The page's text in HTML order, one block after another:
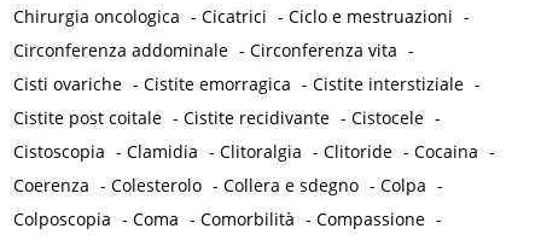
Chirurgia oncologica -Cicatrici -Ciclo e mestruazioni -
Circonferenza addominale -Circonferenza vita -
Cisti ovariche -Cistite emorragica -Cistite interstiziale -
Cistite post coitale -Cistite recidivante -Cistocele -
Cistoscopia -Clamidia -Clitoralgia -Clitoride -Cocaina -
Coerenza -Colesterolo -Collera e sdegno -Colpa -
Colposcopia -Coma -Comorbilità -Compassione -